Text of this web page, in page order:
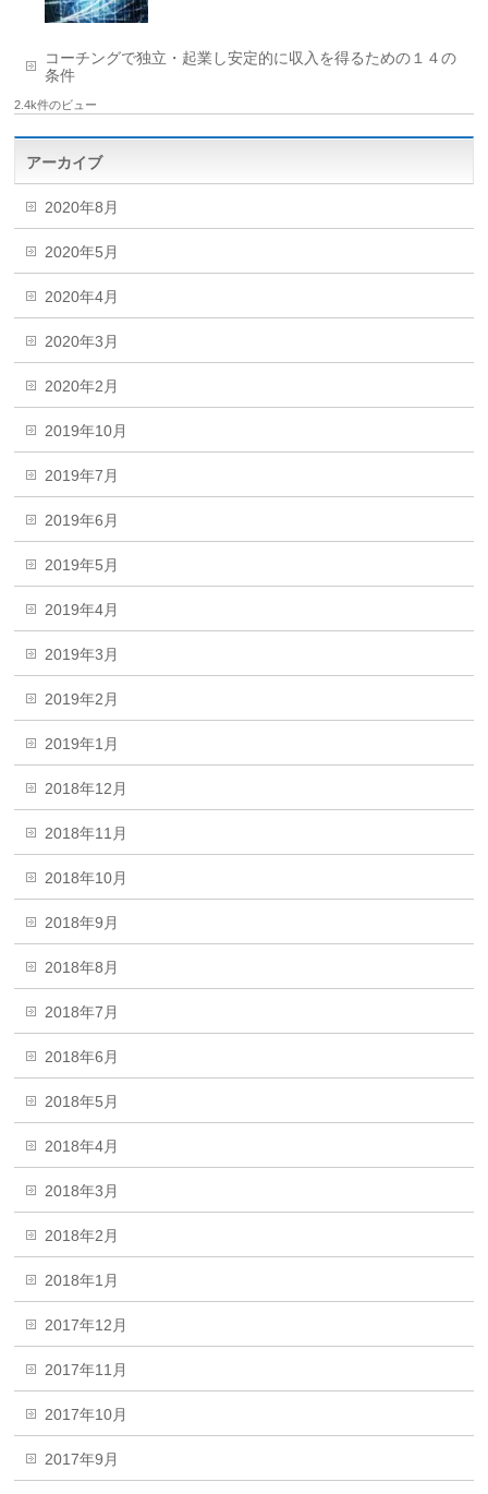
コーチングで独立・起業し安定的に収入を得るための１４の
条件
2.4k件のビュー
アーカイブ
2020年8月
2020年5月
2020年4月
2020年3月
2020年2月
2019年10月
2019年7月
2019年6月
2019年5月
2019年4月
2019年3月
2019年2月
2019年1月
2018年12月
2018年11月
2018年10月
2018年9月
2018年8月
2018年7月
2018年6月
2018年5月
2018年4月
2018年3月
2018年2月
2018年1月
2017年12月
2017年11月
2017年10月
2017年9月